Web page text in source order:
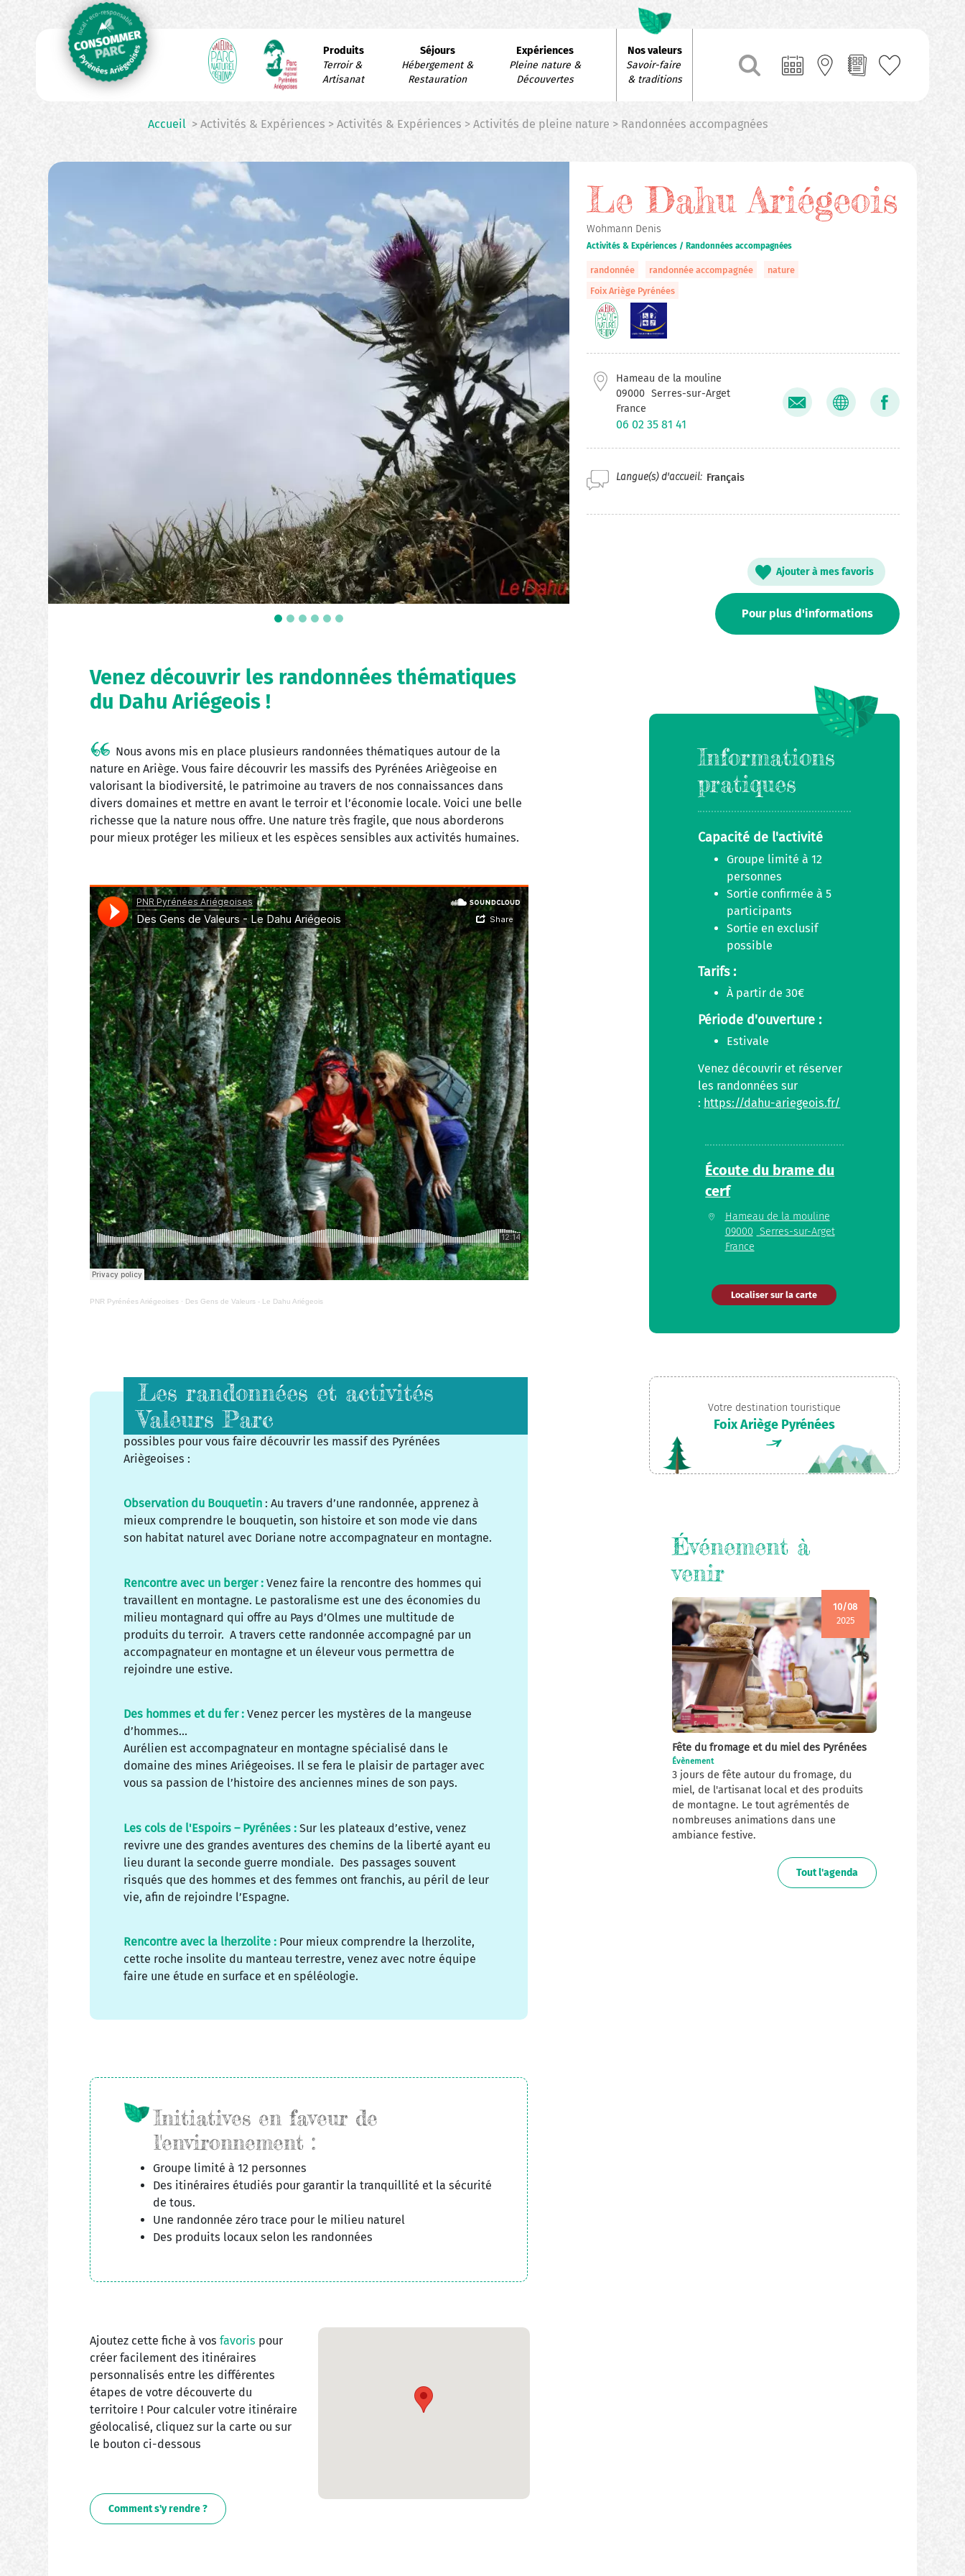
Navigation
principale
Produits
Terroir &
Artisanat
Séjours
Hébergement &
Restauration
Expériences
Pleine nature &
Découvertes
Nos valeurs
Savoir-faire
& traditions
Accueil > Activités & Expériences > Activités & Expériences > Activités de pleine nature > Randonnées accompagnées
Venez découvrir les randonnées thématiques
du Dahu Ariégeois !
Nous avons mis en place plusieurs randonnées thématiques autour de la
nature en Ariège. Vous faire découvrir les massifs des Pyrénées Ariègeoise en
valorisant la biodiversité, le patrimoine au travers de nos connaissances dans
divers domaines et mettre en avant le terroir et l’économie locale. Voici une belle
richesse que la nature nous offre. Une nature très fragile, que nous aborderons
pour mieux protéger les milieux et les espèces sensibles aux activités humaines.
PNR Pyrénées Ariégeoises· Des Gens de Valeurs - Le Dahu Ariégeois
Les randonnées et activités
Valeurs Parc
Plusieurs randonnées thématiques autour de la nature en Ariège sont
possibles pour vous faire découvrir les massif des Pyrénées
Ariègeoises :
Observation du Bouquetin : Au travers d’une randonnée, apprenez à
mieux comprendre le bouquetin, son histoire et son mode vie dans
son habitat naturel avec Doriane notre accompagnateur en montagne.
Rencontre avec un berger :Venez faire la rencontre des hommes qui
travaillent en montagne. Le pastoralisme est une des économies du
milieu montagnard qui offre au Pays d’Olmes une multitude de
produits du terroir. A travers cette randonnée accompagné par un
accompagnateur en montagne et un éleveur vous permettra de
rejoindre une estive.
Des hommes et du fer :Venez percer les mystères de la mangeuse
d’hommes…
Aurélien est accompagnateur en montagne spécialisé dans le
domaine des mines Ariégeoises. Il se fera le plaisir de partager avec
vous sa passion de l’histoire des anciennes mines de son pays.
Les cols de l'Espoirs – Pyrénées :Sur les plateaux d’estive, venez
revivre une des grandes aventures des chemins de la liberté ayant eu
lieu durant la seconde guerre mondiale. Des passages souvent
risqués que des hommes et des femmes ont franchis, au péril de leur
vie, afin de rejoindre l’Espagne.
Rencontre avec la lherzolite : Pour mieux comprendre la lherzolite,
cette roche insolite du manteau terrestre, venez avec notre équipe
faire une étude en surface et en spéléologie.
Initiatives en faveur de
l'environnement :
Groupe limité à 12 personnes
Des itinéraires étudiés pour garantir la tranquillité et la sécurité
de tous.
Une randonnée zéro trace pour le milieu naturel
Des produits locaux selon les randonnées
Ajoutez cette fiche à vos favoris pour
créer facilement des itinéraires
personnalisés entre les différentes
étapes de votre découverte du
territoire ! Pour calculer votre itinéraire
géolocalisé, cliquez sur la carte ou sur
le bouton ci-dessous
Comment s'y rendre ?
Le Dahu Ariégeois
Wohmann Denis
Activités & Expériences / Randonnées accompagnées
randonnée randonnée accompagnée
nature
Foix Ariège Pyrénées
Hameau de la mouline
09000 Serres-sur-Arget
France
06 02 35 81 41
Langue(s) d'accueil Français
Ajouter à mes favoris
Pour plus d'informations
Informations
pratiques
Capacité de l'activité
Groupe limité à 12
personnes
Sortie confirmée à 5
participants
Sortie en exclusif
possible
Tarifs :
À partir de 30€
Période d'ouverture :
Estivale
Venez découvrir et réserver
les randonnées sur
: https://dahu-ariegeois.fr/
Écoute du brame du
cerf
Hameau de la mouline
09000 Serres-sur-Arget
France
Localiser sur la carte
Votre destination touristique
Foix Ariège Pyrénées
Événement à
venir
10/08
2025
Fête du fromage et du miel des Pyrénées
Évènement
3 jours de fête autour du fromage, du
miel, de l'artisanat local et des produits
de montagne. Le tout agrémentés de
nombreuses animations dans une
ambiance festive.
Tout l'agenda